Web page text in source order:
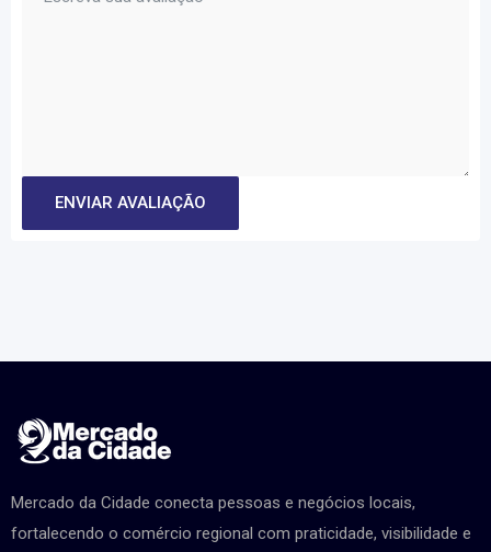
Mercado da Cidade conecta pessoas e negócios locais,
fortalecendo o comércio regional com praticidade, visibilidade e